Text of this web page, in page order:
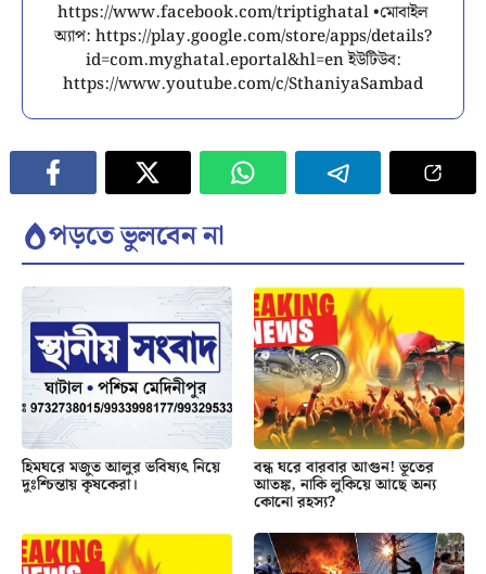
https://www.facebook.com/triptighatal •মোবাইল
অ্যাপ: https://play.google.com/store/apps/details?
id=com.myghatal.eportal&hl=en ইউটিউব:
https://www.youtube.com/c/SthaniyaSambad
পড়তে ভুলবেন না
হিমঘরে মজুত আলুর ভবিষ্যৎ নিয়ে
দুঃশ্চিন্তায় কৃষকেরা।
বন্ধ ঘরে বারবার আগুন! ভূতের
আতঙ্ক, নাকি লুকিয়ে আছে অন্য
কোনো রহস্য?